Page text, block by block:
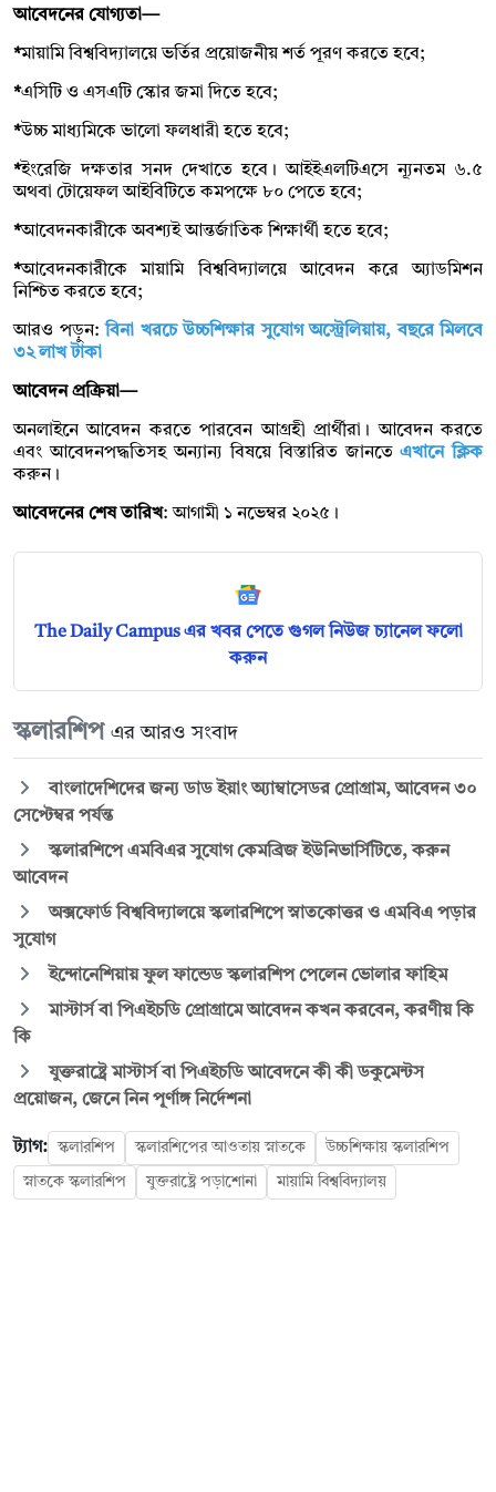
আবেদনের যোগ্যতা—
*মায়ামি বিশ্ববিদ্যালয়ে ভর্তির প্রয়োজনীয় শর্ত পূরণ করতে হবে;
*এসিটি ও এসএটি স্কোর জমা দিতে হবে;
*উচ্চ মাধ্যমিকে ভালো ফলধারী হতে হবে;
*ইংরেজি দক্ষতার সনদ দেখাতে হবে। আইইএলটিএসে ন্যূনতম ৬.৫
অথবা টোয়েফল আইবিটিতে কমপক্ষে ৮০ পেতে হবে;
*আবেদনকারীকে অবশ্যই আন্তর্জাতিক শিক্ষার্থী হতে হবে;
*আবেদনকারীকে মায়ামি বিশ্ববিদ্যালয়ে আবেদন করে অ্যাডমিশন
নিশ্চিত করতে হবে;
আরও পড়ুন:বিনা খরচে উচ্চশিক্ষার সুযোগ অস্ট্রেলিয়ায়, বছরে মিলবে
৩২ লাখ টাকা
আবেদন প্রক্রিয়া—
অনলাইনে আবেদন করতে পারবেন আগ্রহী প্রার্থীরা। আবেদন করতে
এবং আবেদনপদ্ধতিসহ অন্যান্য বিষয়ে বিস্তারিত জানতেএখানে ক্লিক
করুন।
আবেদনের শেষ তারিখ: আগামী ১ নভেম্বর ২০২৫।
The Daily Campus এর খবর পেতে গুগল নিউজ চ্যানেল ফলো
করুন
স্কলারশিপ এর আরও সংবাদ
বাংলাদেশিদের জন্য ডাড ইয়াং অ্যাম্বাসেডর প্রোগ্রাম, আবেদন ৩০
সেপ্টেম্বর পর্যন্ত
স্কলারশিপে এমবিএর সুযোগ কেমব্রিজ ইউনিভার্সিটিতে, করুন
আবেদন
অক্সফোর্ড বিশ্ববিদ্যালয়ে স্কলারশিপে স্নাতকোত্তর ও এমবিএ পড়ার
সুযোগ
ইন্দোনেশিয়ায় ফুল ফান্ডেড স্কলারশিপ পেলেন ভোলার ফাহিম
মাস্টার্স বা পিএইচডি প্রোগ্রামে আবেদন কখন করবেন, করণীয় কি
কি
যুক্তরাষ্ট্রে মাস্টার্স বা পিএইচডি আবেদনে কী কী ডকুমেন্টস
প্রয়োজন, জেনে নিন পূর্ণাঙ্গ নির্দেশনা
ট্যাগ: স্কলারশিপ স্কলারশিপের আওতায় স্নাতকে উচ্চশিক্ষায় স্কলারশিপ
স্নাতকে স্কলারশিপ যুক্তরাষ্ট্রে পড়াশোনা মায়ামি বিশ্ববিদ্যালয়